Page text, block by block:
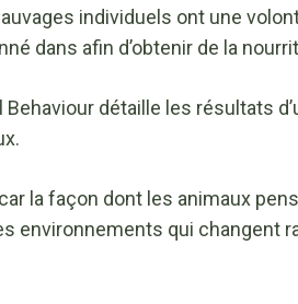
individuels ont une
dans afin d’obtenir de la
détaille les résultats
la façon dont les animaux
environnements qui changent